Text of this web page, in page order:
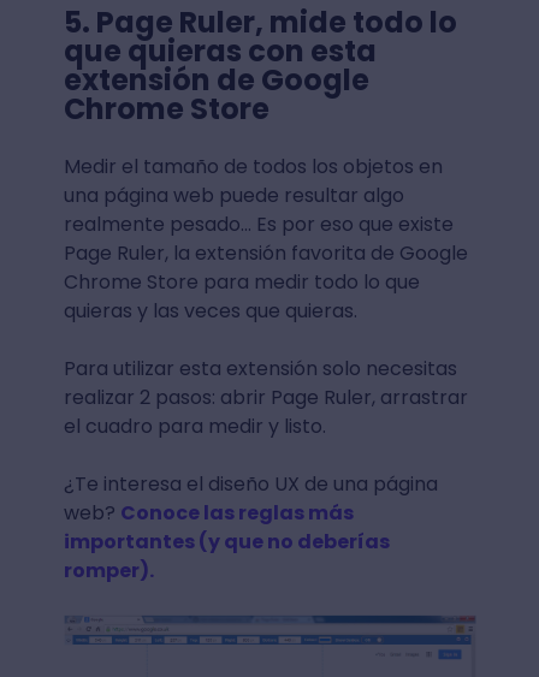
5. Page Ruler, mide todo lo
que quieras con esta
extensión de Google
Chrome Store
Medir el tamaño de todos los objetos en
una página web puede resultar algo
realmente pesado... Es por eso que existe
Page Ruler, la extensión favorita de Google
Chrome Store para medir todo lo que
quieras y las veces que quieras.
Para utilizar esta extensión solo necesitas
realizar 2 pasos: abrir Page Ruler, arrastrar
el cuadro para medir y listo.
¿Te interesa el diseño UX de una página
web? Conoce las reglas más
importantes (y que no deberías
romper).